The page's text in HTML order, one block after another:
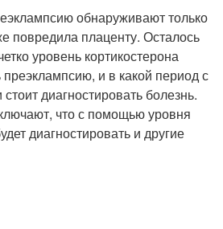
обнаруживают только
повредила плаценту. Осталось
уровень кортикостерона
и в какой период с
диагностировать болезнь.
что с помощью уровня
диагностировать и другие